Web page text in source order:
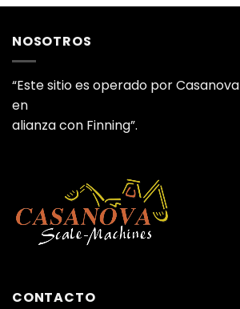
NOSOTROS
“Este sitio es operado por
en
alianza con Finning”.
CONTACTO